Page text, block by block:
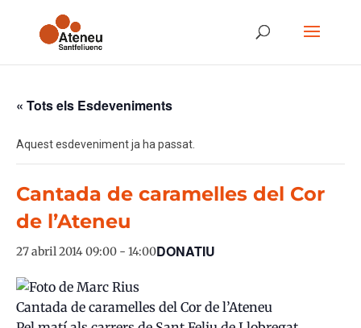
« Tots els Esdeveniments
Aquest esdeveniment ja ha passat.
Cantada de caramelles del Cor
de l’Ateneu
27 abril 2014 09:00 - 14:00DONATIU
Cantada de caramelles del Cor de l’Ateneu